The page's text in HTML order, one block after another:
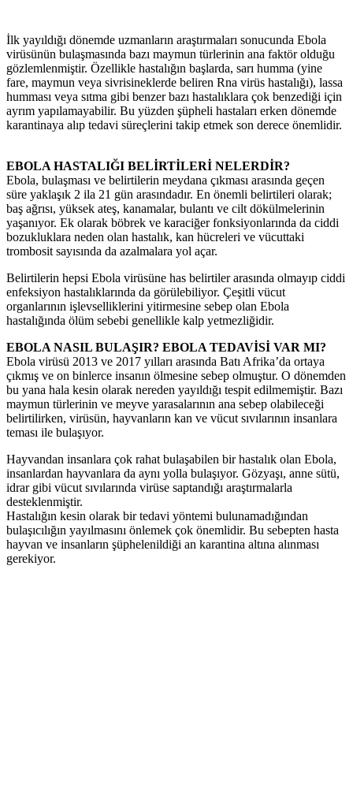
İlk yayıldığı dönemde uzmanların araştırmaları sonucunda Ebola
virüsünün bulaşmasında bazı maymun türlerinin ana faktör olduğu
gözlemlenmiştir. Özellikle hastalığın başlarda, sarı humma (yine
fare, maymun veya sivrisineklerde beliren Rna virüs hastalığı), lassa
humması veya sıtma gibi benzer bazı hastalıklara çok benzediği için
ayrım yapılamayabilir. Bu yüzden şüpheli hastaları erken dönemde
karantinaya alıp tedavi süreçlerini takip etmek son derece önemlidir.
EBOLA HASTALIĞI BELİRTİLERİ NELERDİR?
Ebola, bulaşması ve belirtilerin meydana çıkması arasında geçen
süre yaklaşık 2 ila 21 gün arasındadır. En önemli belirtileri olarak;
baş ağrısı, yüksek ateş, kanamalar, bulantı ve cilt dökülmelerinin
yaşanıyor. Ek olarak böbrek ve karaciğer fonksiyonlarında da ciddi
bozukluklara neden olan hastalık, kan hücreleri ve vücuttaki
trombosit sayısında da azalmalara yol açar.
Belirtilerin hepsi Ebola virüsüne has belirtiler arasında olmayıp ciddi
enfeksiyon hastalıklarında da görülebiliyor. Çeşitli vücut
organlarının işlevselliklerini yitirmesine sebep olan Ebola
hastalığında ölüm sebebi genellikle kalp yetmezliğidir.
EBOLA NASIL BULAŞIR? EBOLA TEDAVİSİ VAR MI?
Ebola virüsü 2013 ve 2017 yılları arasında Batı Afrika’da ortaya
çıkmış ve on binlerce insanın ölmesine sebep olmuştur. O dönemden
bu yana hala kesin olarak nereden yayıldığı tespit edilmemiştir. Bazı
maymun türlerinin ve meyve yarasalarının ana sebep olabileceği
belirtilirken, virüsün, hayvanların kan ve vücut sıvılarının insanlara
teması ile bulaşıyor.
Hayvandan insanlara çok rahat bulaşabilen bir hastalık olan Ebola,
insanlardan hayvanlara da aynı yolla bulaşıyor. Gözyaşı, anne sütü,
idrar gibi vücut sıvılarında virüse saptandığı araştırmalarla
desteklenmiştir.
Hastalığın kesin olarak bir tedavi yöntemi bulunamadığından
bulaşıcılığın yayılmasını önlemek çok önemlidir. Bu sebepten hasta
hayvan ve insanların şüphelenildiği an karantina altına alınması
gerekiyor.